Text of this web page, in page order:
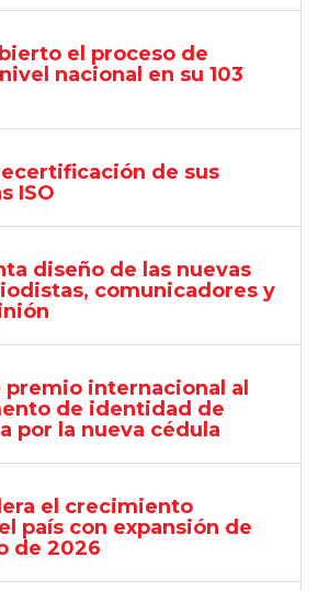
el proceso de
nacional en su 103
de sus
ISO
diseño de las nuevas
comunicadores y
premio internacional al
de identidad de
por la nueva cédula
el crecimiento
país con expansión de
de 2026